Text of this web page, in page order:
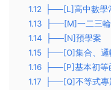
1.12
├──[L]高中數學
1.13
├──[M]一二三
1.14
├──[N]預學案
1.15
├──[O]集合、邏
1.16
├──[P]基本初等
1.17
├──[Q]不等式專